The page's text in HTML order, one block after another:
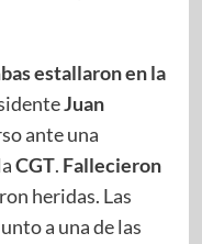
estallaron en la
Juan
ante una
CGT. Fallecieron
heridas. Las
a una de las